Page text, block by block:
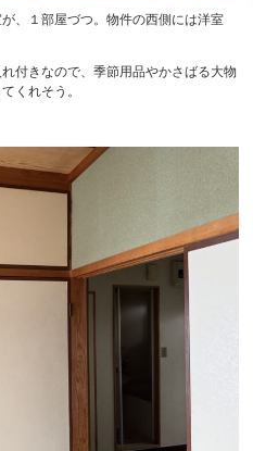
、１部屋づつ。物件の西側には洋室
付きなので、季節用品やかさばる大物
くれそう。